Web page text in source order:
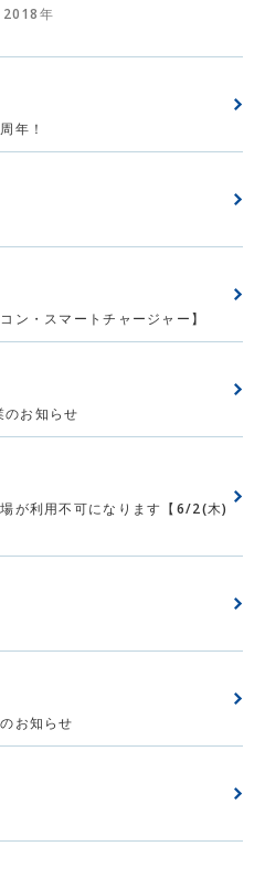
2018年
年！
ン・スマートチャージャー】
お知らせ
が利用不可になります【6/2(木)
お知らせ